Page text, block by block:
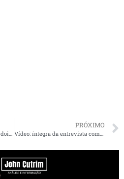
Atenção! Maranhão monitora dois casos suspeitos do novo coronavírus no estado
PRÓXIMO
Vídeo: íntegra da entrevista com o presidente do PT em São Luís no Resenha